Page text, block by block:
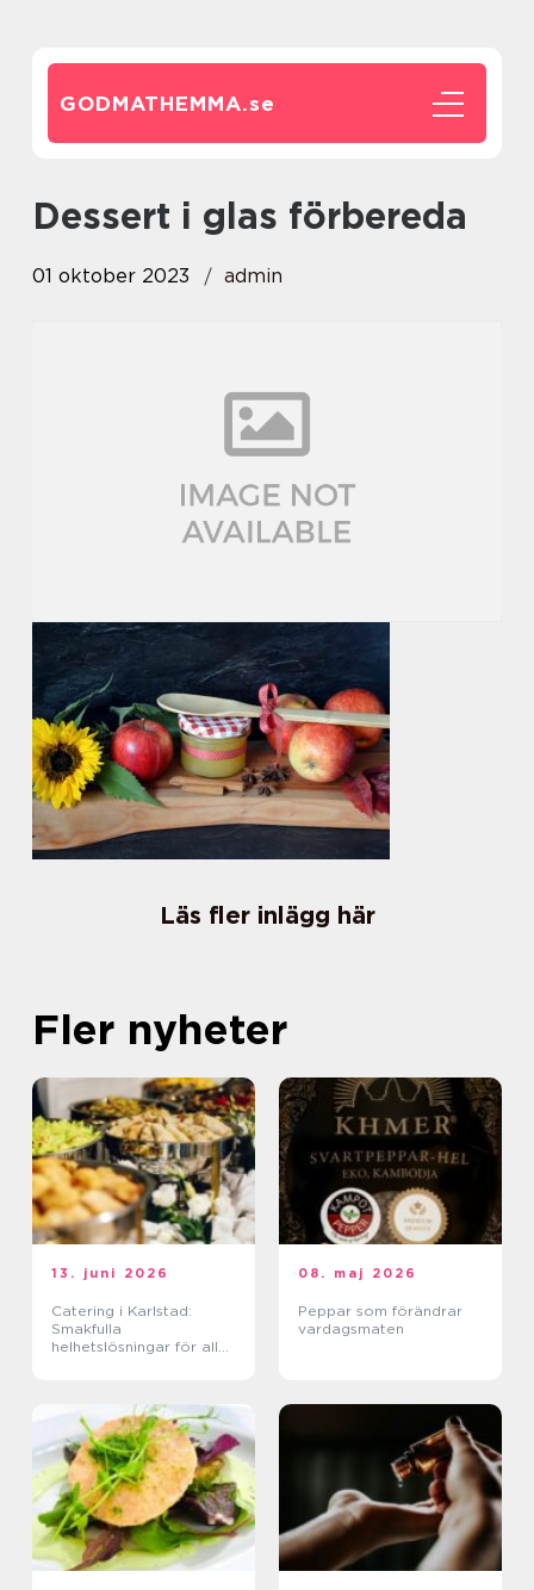
GODMATHEMMA.se
dessert i glas förbereda
01 oktober 2023 admin
Läs fler inlägg här
Fler nyheter
13. juni 2026
Catering i Karlstad:
Smakfulla
helhetslösningar för alla
08. maj 2026
Peppar som förändrar
vardagsmaten